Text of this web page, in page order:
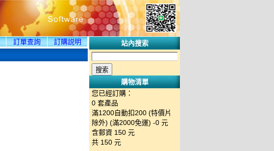
訂單查詢 訂購説明 站內搜索
購物清單
您已經訂購：
0 套產品
滿1200自動扣200 (特價片
除外) (滿2000免運) -0 元
含郵資 150 元
共 150 元